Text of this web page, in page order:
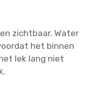
zichtbaar. Water
het binnen
lek lang niet